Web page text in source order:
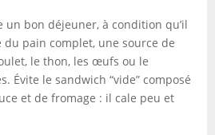
un bon déjeuner, à condition qu’il
pain complet, une source de
le thon, les œufs ou le
Évite le sandwich “vide” composé
et de fromage : il cale peu et